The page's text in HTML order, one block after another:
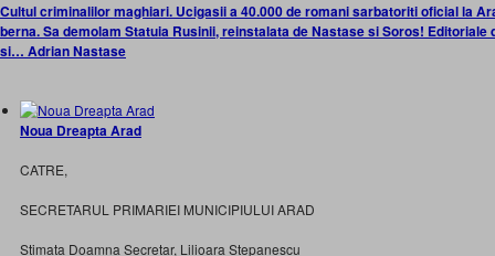
Cultul criminalilor maghiari. Ucigasii a 40.000 de romani sarbatoriti oficial la
berna. Sa demolam Statuia Rusinii, reinstalata de Nastase si Soros! Editoriale
si… Adrian Nastase
Noua Dreapta Arad
CATRE,
SECRETARUL PRIMARIEI MUNICIPIULUI ARAD
Stimata Doamna Secretar, Lilioara Stepanescu